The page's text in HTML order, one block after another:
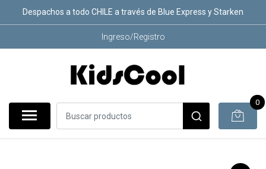
Despachos a todo CHILE a través de Blue Express y Starken
Ingreso/Registro
0